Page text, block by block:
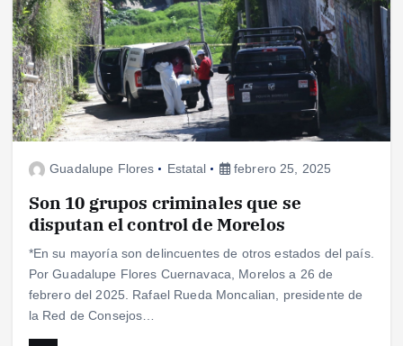
Guadalupe Flores Estatal febrero 25, 2025
Son 10 grupos criminales que se
disputan el control de Morelos
*En su mayoría son delincuentes de otros estados del país.
Por Guadalupe Flores Cuernavaca, Morelos a 26 de
febrero del 2025. Rafael Rueda Moncalian, presidente de
la Red de Consejos…